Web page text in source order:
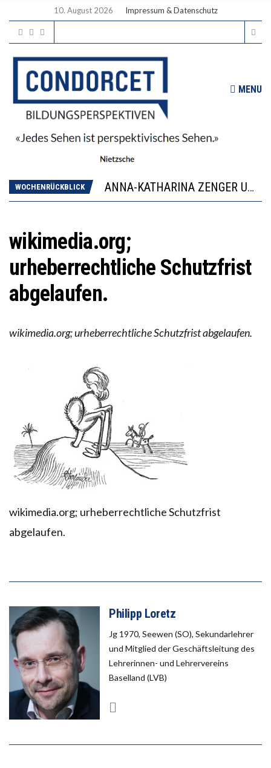
10. August 2026 Impressum & Datenschutz
MENU
WOCHENRÜCKBLICK
ANNA-KATHARINA ZENGER UND IHRE VERFASSUNGSKENNTNISSE
“VIEL ZU VIELE SCHÜLER, DIE GEMESSEN AN IHREN FÄHIGKEITEN GAR NICHT ANS GYMNASIUM GEHÖREN”
wikimedia.org;
urheberrechtliche Schutzfrist
abgelaufen.
wikimedia.org; urheberrechtliche Schutzfrist abgelaufen.
wikimedia.org; urheberrechtliche Schutzfrist
abgelaufen.
Philipp Loretz
Jg 1970, Seewen (SO), Sekundarlehrer
und Mitglied der Geschäftsleitung des
Lehrerinnen- und Lehrervereins
Baselland (LVB)